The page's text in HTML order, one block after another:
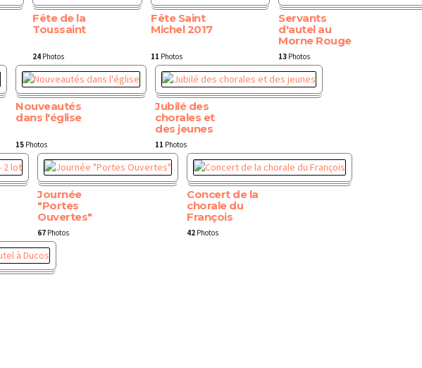
Fête de la
Toussaint
24 Photos
Fête Saint
Michel 2017
11 Photos
Servants
d'autel au
Morne Rouge
13 Photos
Nouveautés
dans l'église
15 Photos
Jubilé des
chorales et
des jeunes
11 Photos
Journée
"Portes
Ouvertes"
67 Photos
Concert de la
chorale du
François
42 Photos